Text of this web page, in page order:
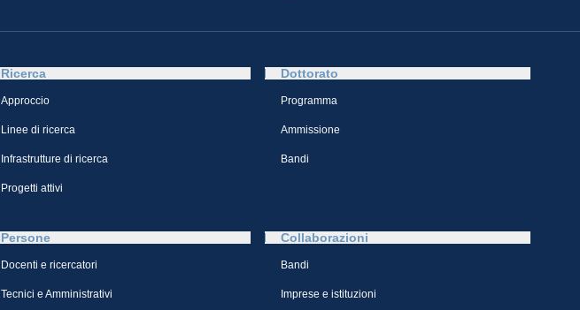
Ricerca
Approccio
Linee di ricerca
Infrastrutture di ricerca
Progetti attivi
Dottorato
Programma
Ammissione
Bandi
Persone
Docenti e ricercatori
Tecnici e Amministrativi
Collaborazioni
Bandi
Imprese e istituzioni